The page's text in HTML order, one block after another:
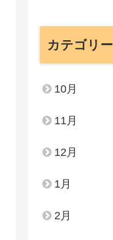
カテゴリー
10月
11月
12月
1月
2月